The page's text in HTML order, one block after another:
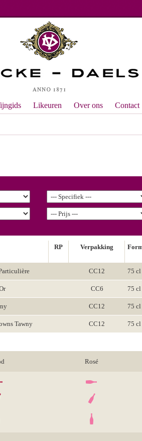
Likeuren Over ons Contact
RP Verpakking
CC12 75 cl
CC6 75 cl
CC12 75 cl
Tawny CC12 75 cl
Rosé